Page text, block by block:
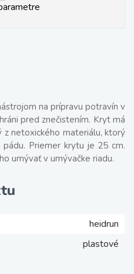
na prípravu potravín v
pred znečistením. Kryt má
netoxického materiálu, ktorý
Priemer krytu je 25 cm.
umývať v umývačke riadu.
heidrun
plastové